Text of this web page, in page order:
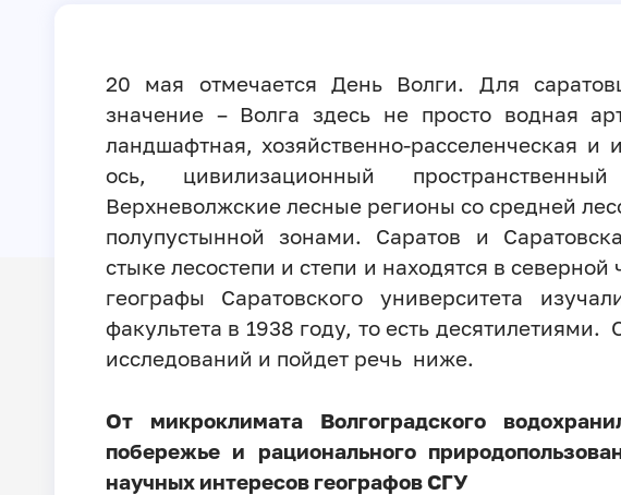
20 мая отмечается День Волги. Для
значение – Волга здесь не просто водная
ландшафтная, хозяйственно-расселенческая и
ось, цивилизационный
Верхневолжские лесные регионы со средней
полупустынной зонами. Саратов и
стыке лесостепи и степи и находятся в
географы Саратовского университета
факультета в 1938 году, то есть десятилетиями.
исследований и пойдет речь ниже.
От микроклимата Волгоградского
побережье и рационального
научных интересов географов СГУ